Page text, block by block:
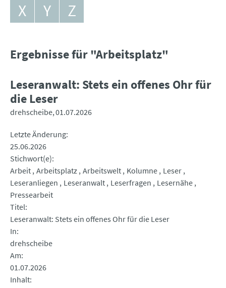
X
Y Z
Ergebnisse für "Arbeitsplatz"
Leseranwalt: Stets ein offenes Ohr für
die Leser
drehscheibe 01.07.2026
Letzte Änderung
25.06.2026
Stichwort(e)
Arbeit Arbeitsplatz Arbeitswelt Kolumne Leser
Leseranliegen
Leseranwalt Leserfragen
Lesernähe
Pressearbeit
Titel
Leseranwalt: Stets ein offenes Ohr für die Leser
In
drehscheibe
Am
01.07.2026
Inhalt